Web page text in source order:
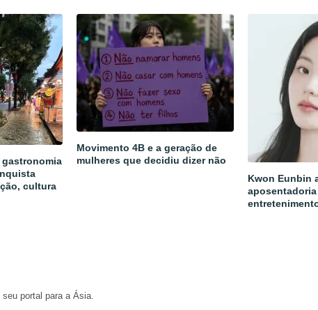
cultura
Movimento 4B e a geração de
mulheres que decidiu dizer não
Kwon Eunbin
portal para a Ásia.